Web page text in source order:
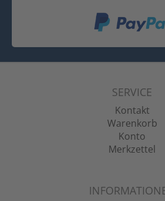
SERVICE
Kontakt
Warenkorb
Konto
Merkzettel